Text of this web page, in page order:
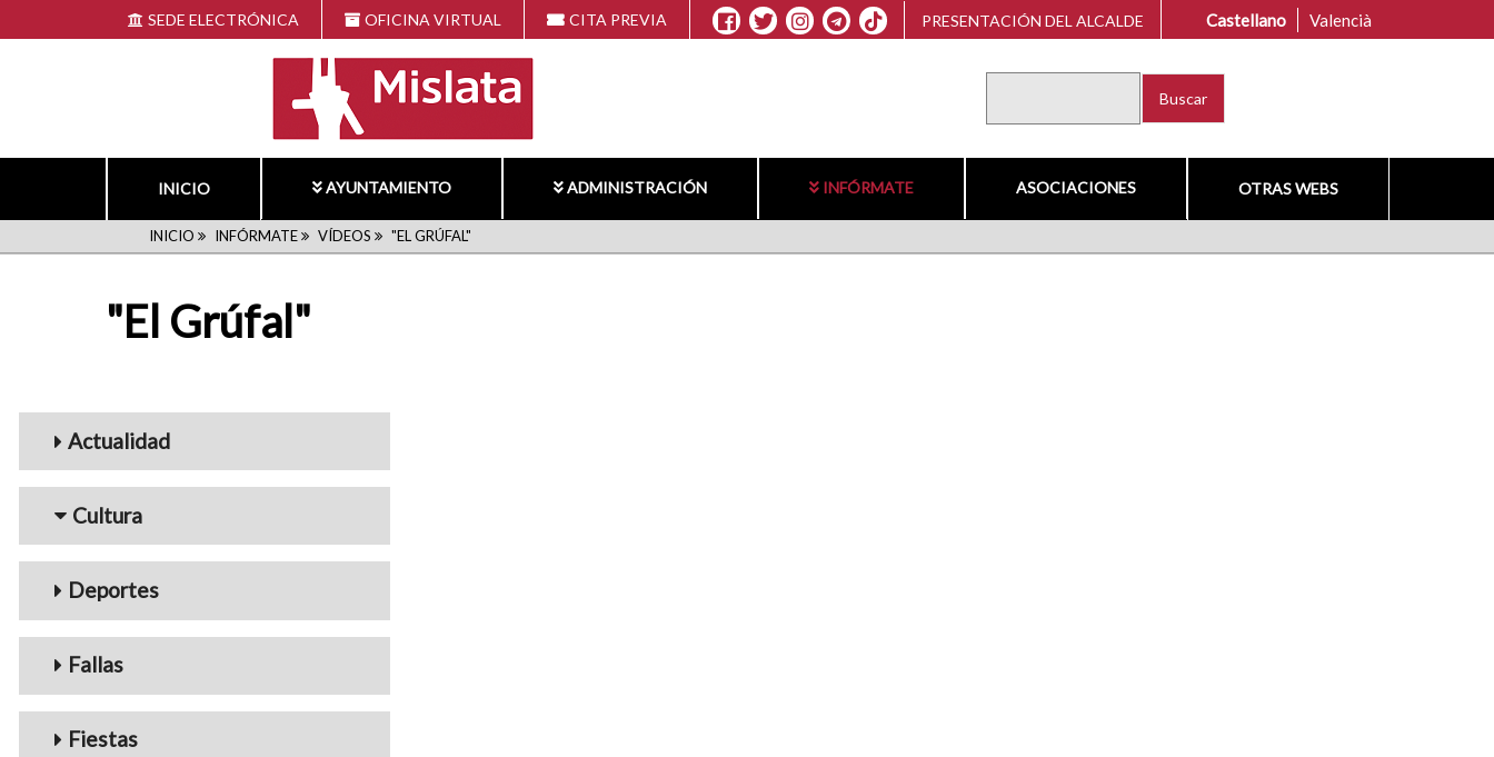
al
SEDE ELECTRÓNICA OFICINA VIRTUAL CITA PREVIA PRESENTACIÓN DEL ALCALDE Castellano Valencià
INICIO AYUNTAMIENTO ADMINISTRACIÓN INFÓRMATE ASOCIACIONES OTRAS WEBS
RUTA
DE
INICIO INFÓRMATE VÍDEOS "EL GRÚFAL"
"El Grúfal"
Menu_Videos
Actualidad
Cultura
Deportes
Fallas
Fiestas